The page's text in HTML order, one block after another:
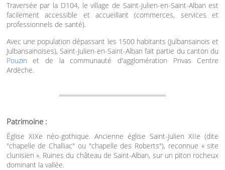
Traversée par la D104, le village de Saint-Julien-en-Saint-Alban est
facilement accessible et accueillant (commerces, services et
professionnels de santé).
Avec une population dépassant les 1500 habitants (Julbansainois et
Julbansainoises), Saint-Julien-en-Saint-Alban fait partie du canton du
Pouzin et de la communauté d'agglomération Privas Centre
Ardèche.
Patrimoine :
Église XIXe néo-gothique. Ancienne église Saint-Julien XIIe (dite
"chapelle de Challiac" ou "chapelle des Roberts"), reconnue « site
clunisien ». Ruines du château de Saint-Alban, sur un piton rocheux
dominant la vallée.